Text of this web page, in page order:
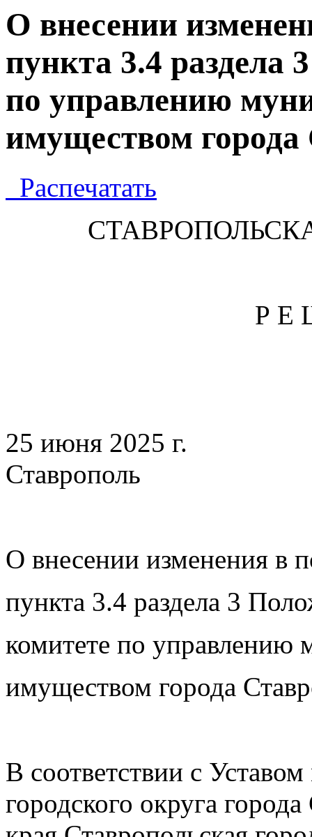
О внесении
пункта 3.4 раздела
по управлению
имуществом города
Распечатать
Р Е
25 июня 2025
О внесении изменения в
пункта 3.4 раздела 3
комитете по управлению
имуществом города
В соответствии с
городского округа